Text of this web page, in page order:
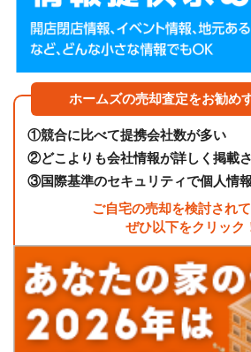
ホームズの売却査定をお勧め
①競合に比べて提携会社数が多い
②どこよりも会社情報が詳しく掲載
③国際基準のセキュリティで個人情
ご自宅の売却を検討され
ぜひ以下をクリック